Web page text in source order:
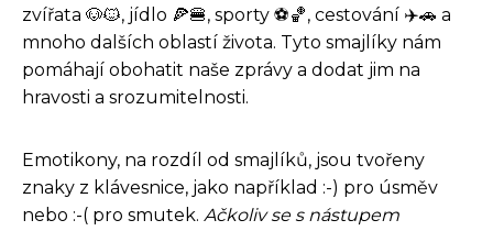
zvířata 🐶🐱, jídlo 🍕🍔, sporty ⚽🏀, cestování ✈️🚗 a
mnoho dalších oblastí života. Tyto smajlíky nám
pomáhají obohatit naše zprávy a dodat jim na
hravosti a srozumitelnosti.
Emotikony, na rozdíl od smajlíků, jsou tvořeny
znaky z klávesnice, jako například :-) pro úsměv
nebo :-( pro smutek. Ačkoliv se s nástupem